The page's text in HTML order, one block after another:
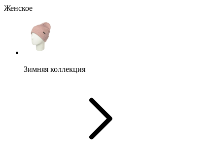
Женское
Зимняя коллекция